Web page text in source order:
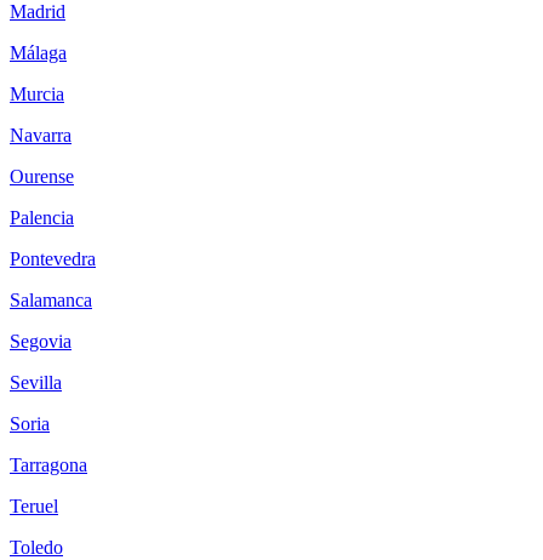
Madrid
Málaga
Murcia
Navarra
Ourense
Palencia
Pontevedra
Salamanca
Segovia
Sevilla
Soria
Tarragona
Teruel
Toledo